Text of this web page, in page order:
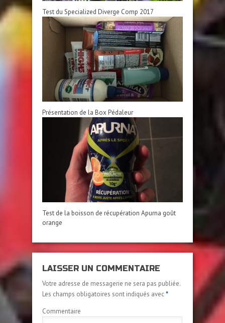
Test du Specialized Diverge Comp 2017
Présentation de la Box Pédaleur
Test de la boisson de récupération Apurna goût
orange
LAISSER UN COMMENTAIRE
Votre adresse de messagerie ne sera pas publiée.
Les champs obligatoires sont indiqués avec*
Commentaire